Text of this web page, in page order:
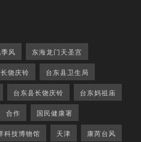
风 东海龙门天圣宫
饶庆铃 台东县卫生局
台东县长饶庆铃 台东妈祖庙
合作 国民健康署
科技博物馆 天津 康芮台风